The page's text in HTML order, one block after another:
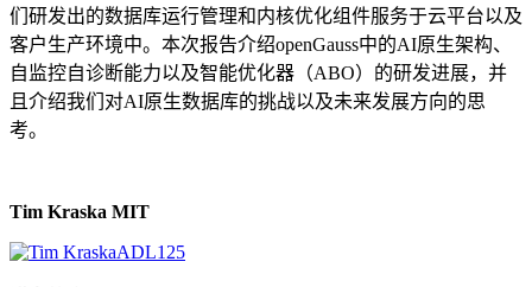
们研发出的数据库运行管理和内核优化组件服务于云平台以及
客户生产环境中。本次报告介绍openGauss中的AI原生架构、
自监控自诊断能力以及智能优化器（ABO）的研发进展，并
且介绍我们对AI原生数据库的挑战以及未来发展方向的思
考。
Tim Kraska MIT